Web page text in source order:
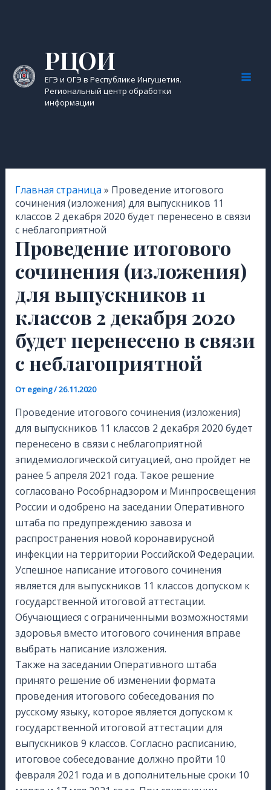
РЦОИ
ЕГЭ и ОГЭ в Республике Ингушетия.
Региональный центр обработки
информации
Главная страница » Проведение итогового
сочинения (изложения) для выпускников 11
классов 2 декабря 2020 будет перенесено в связи
с неблагоприятной
Проведение итогового
сочинения (изложения)
для выпускников 11
классов 2 декабря 2020
будет перенесено в связи
с неблагоприятной
Отegeing/26.11.2020
Проведение итогового сочинения (изложения)
для выпускников 11 классов 2 декабря 2020 будет
перенесено в связи с неблагоприятной
эпидемиологической ситуацией, оно пройдет не
ранее 5 апреля 2021 года. Такое решение
согласовано Рособрнадзором и Минпросвещения
России и одобрено на заседании Оперативного
штаба по предупреждению завоза и
распространения новой коронавирусной
инфекции на территории Российской Федерации.
Успешное написание итогового сочинения
является для выпускников 11 классов допуском к
государственной итоговой аттестации.
Обучающиеся с ограниченными возможностями
здоровья вместо итогового сочинения вправе
выбрать написание изложения.
Также на заседании Оперативного штаба
принято решение об изменении формата
проведения итогового собеседования по
русскому языку, которое является допуском к
государственной итоговой аттестации для
выпускников 9 классов. Согласно расписанию,
итоговое собеседование должно пройти 10
февраля 2021 года и в дополнительные сроки 10